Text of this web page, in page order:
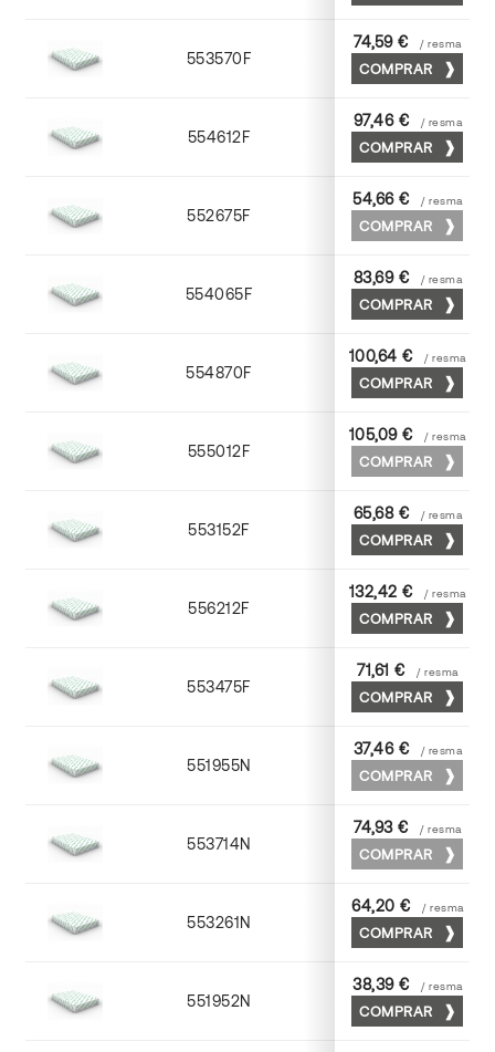
553570F 70 x 100
74,59 € / resma
COMPRAR
554612F 72 x 102
97,46 € / resma
COMPRAR
552675F 75 x 53
54,66 € / resma
COMPRAR
554065F 65 x 90
83,69 € / resma
COMPRAR
554870F 70 x 100
100,64 € / resma
COMPRAR
555012F 72 x 102
105,09 € / resma
COMPRAR
553152F 52 x 70
65,68 € / resma
COMPRAR
556212F 72 x 102
132,42 € / resma
COMPRAR
553475F 75 x 53
71,61 € / resma
COMPRAR
551955N 52 x 70
37,46 € / resma
COMPRAR
553714N 72 x 102
74,93 € / resma
COMPRAR
553261N 63 x 88
64,20 € / resma
COMPRAR
551952N 52 x 70
38,39 € / resma
COMPRAR